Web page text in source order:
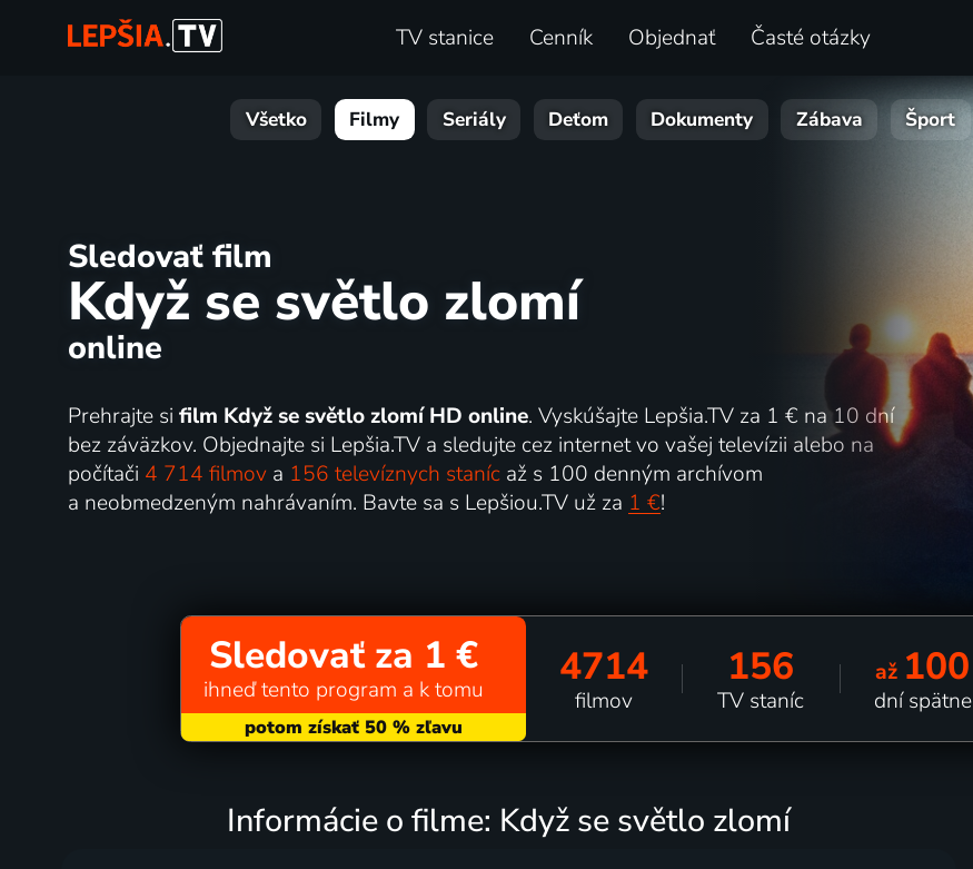
TV stanice Cenník Objednať Časté otázky
Všetko Filmy Seriály Deťom Dokumenty Zábava Šport
Sledovať film
Když se světlo zlomí
online
Prehrajte si film Když se světlo zlomí HD online. Vyskúšajte Lepšia.TV za 1 € na 10 dní
bez záväzkov. Objednajte si Lepšia.TV a sledujte cez internet vo vašej televízii alebo na
počítači 4 714 filmova 156 televíznych stanícaž s 100 denným archívom
a neobmedzeným nahrávaním. Bavte sa s Lepšiou.TV už za 1 €!
Sledovať za 1 €
ihneď tento program a k tomu 4714
filmov
156
TV staníc
až 100
dní spätne
Informácie o filme: Když se světlo zlomí